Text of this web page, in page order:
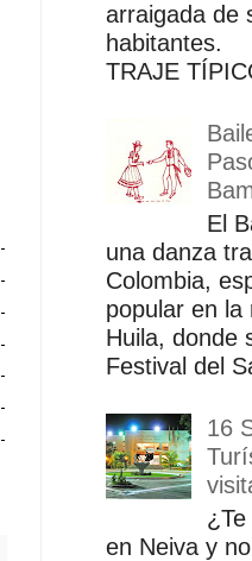
arraigada de
habitantes.
TRAJE
El
una danza
Colombia,
popular en la
Huila, donde
Festival del
16
en Neiva y